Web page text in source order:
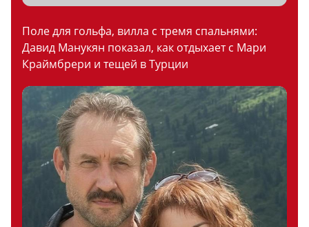
Поле для гольфа, вилла с тремя спальнями:
Давид Манукян показал, как отдыхает с Мари
Краймбрери и тещей в Турции